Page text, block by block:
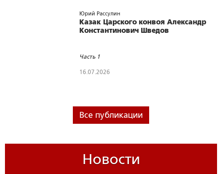
Юрий Рассулин
Казак Царского конвоя Александр
Константинович Шведов
Часть 1
16.07.2026
Все публикации
Новости